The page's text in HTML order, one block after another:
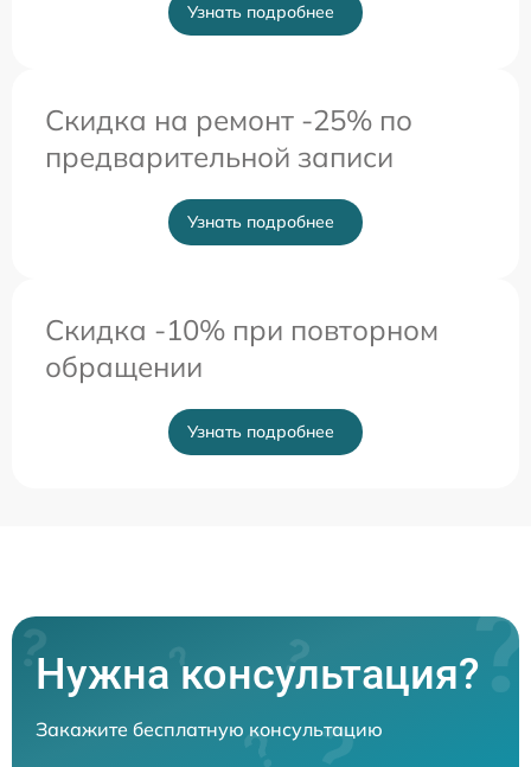
Узнать подробнее
Скидка на ремонт -25% по
предварительной записи
Узнать подробнее
Скидка -10% при повторном
обращении
Узнать подробнее
Нужна консультация?
Закажите бесплатную консультацию